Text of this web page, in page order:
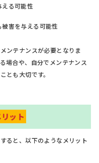
る可能性
害を与える可能性
ンテナンスが必要となりま
場合や、自分でメンテナンス
とも大切です。
ット
ると、以下のようなメリット